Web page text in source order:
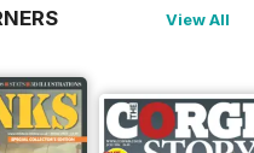
View All